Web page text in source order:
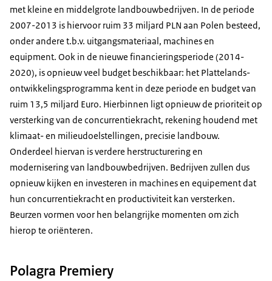
met kleine en middelgrote landbouwbedrijven. In de periode
2007-2013 is hiervoor ruim 33 miljard PLN aan Polen besteed,
onder andere t.b.v. uitgangsmateriaal, machines en
equipment. Ook in de nieuwe financieringsperiode (2014-
2020), is opnieuw veel budget beschikbaar: het Plattelands-
ontwikkelingsprogramma kent in deze periode en budget van
ruim 13,5 miljard Euro. Hierbinnen ligt opnieuw de prioriteit op
versterking van de concurrentiekracht, rekening houdend met
klimaat- en milieudoelstellingen, precisie landbouw.
Onderdeel hiervan is verdere herstructurering en
modernisering van landbouwbedrijven. Bedrijven zullen dus
opnieuw kijken en investeren in machines en equipement dat
hun concurrentiekracht en productiviteit kan versterken.
Beurzen vormen voor hen belangrijke momenten om zich
hierop te oriënteren.
Polagra Premiery